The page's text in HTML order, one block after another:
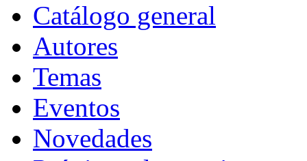
Catálogo general
Autores
Temas
Eventos
Novedades